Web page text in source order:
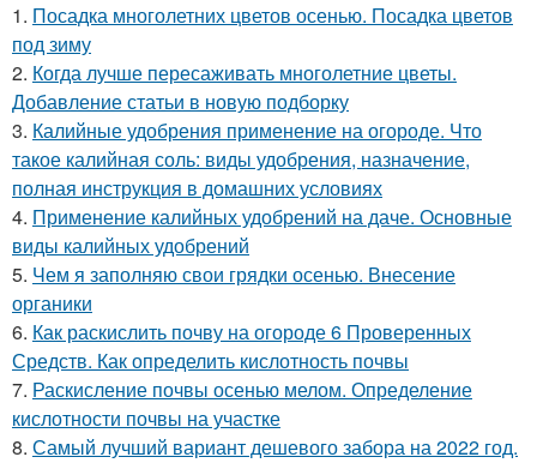
1. Посадка многолетних цветов осенью. Посадка цветов
под зиму
2. Когда лучше пересаживать многолетние цветы.
Добавление статьи в новую подборку
3. Калийные удобрения применение на огороде. Что
такое калийная соль: виды удобрения, назначение,
полная инструкция в домашних условиях
4. Применение калийных удобрений на даче. Основные
виды калийных удобрений
5. Чем я заполняю свои грядки осенью. Внесение
органики
6. Как раскислить почву на огороде 6 Проверенных
Средств. Как определить кислотность почвы
7. Раскисление почвы осенью мелом. Определение
кислотности почвы на участке
8. Самый лучший вариант дешевого забора на 2022 год.